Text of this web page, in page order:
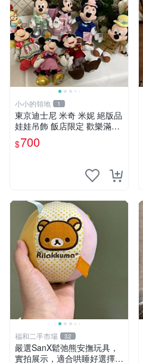
小小的領地 1
東京迪士尼 米奇 米妮 絕版品
娃娃吊飾 飯店限定 歡樂滿人
間 復活節
$700
福和二手市場 32
嚴選SanX鬆弛熊安撫玩具，
實拍展示，適合哄睡好選擇